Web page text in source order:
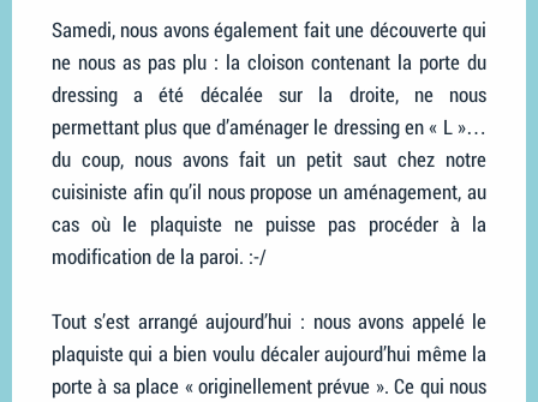
Samedi, nous avons également fait une découverte qui
ne nous as pas plu : la cloison contenant la porte du
dressing a été décalée sur la droite, ne nous
permettant plus que d’aménager le dressing en « L »…
du coup, nous avons fait un petit saut chez notre
cuisiniste afin qu’il nous propose un aménagement, au
cas où le plaquiste ne puisse pas procéder à la
modification de la paroi. :-/
Tout s’est arrangé aujourd’hui : nous avons appelé le
plaquiste qui a bien voulu décaler aujourd’hui même la
porte à sa place « originellement prévue ». Ce qui nous